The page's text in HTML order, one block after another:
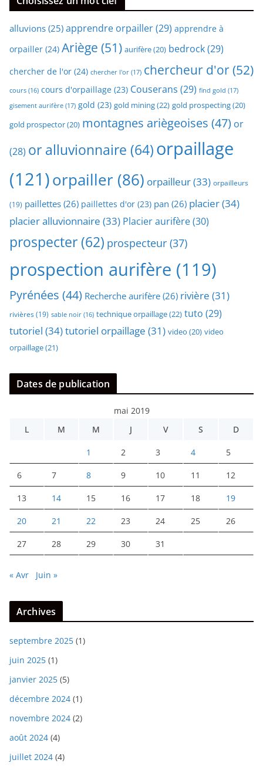
alluvions (25) apprendre orpailler(29) apprendre à
orpailler (24) Ariège (51) aurifère(20) bedrock(29)
chercher de l'or (24) chercher l'or (17) chercheur d'or(52)
cours (16) cours d'orpaillage (23) Couserans (29) find gold (17)
gisement aurifère (17) gold (23) gold mining(22) gold prospecting(20)
gold prospector(20) montagnes ariègeoises (47) or
(28) or alluvionnaire (64)orpaillage
(121)orpailler (86) orpailleur(33) orpailleurs
(19) paillettes (26) paillettes d'or (23) pan (26) placier(34)
placier alluvionnaire (33) Placier aurifère(30)
prospecter (62) prospecteur (37)
prospection aurifère (119)
Pyrénées (44) Recherche aurifère (26) rivière (31)
rivières(19) sable noir (16) technique orpaillage(22) tuto (29)
tutoriel (34)tutoriel orpaillage (31) video (20) video
orpaillage(21)
Dates de publication
mai 2019
L
M M J V S D
1 2 3 4 5
6 7 8 9 10 11 12
13 14 15 16 17 18 19
20 21 22 23 24 25 26
27 28 29 30 31
« Avr Juin »
Archives
septembre 2025 (1)
juin 2025 (1)
janvier 2025 (5)
décembre 2024 (1)
novembre 2024 (2)
août 2024 (4)
juillet 2024 (4)